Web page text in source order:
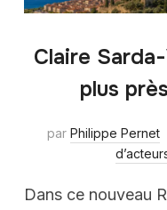
Claire
plus
par Philippe Pernet
Dans ce nouveau